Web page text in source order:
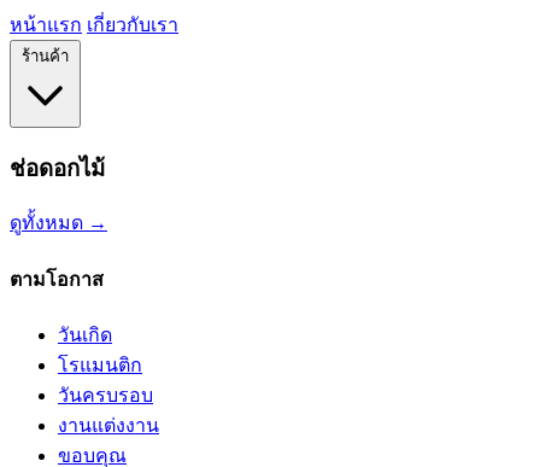
หน้าแรก เกี่ยวกับเรา
ร้านค้า
ช่อดอกไม้
ดูทั้งหมด →
ตามโอกาส
วันเกิด
โรแมนติก
วันครบรอบ
งานแต่งงาน
ขอบคุณ